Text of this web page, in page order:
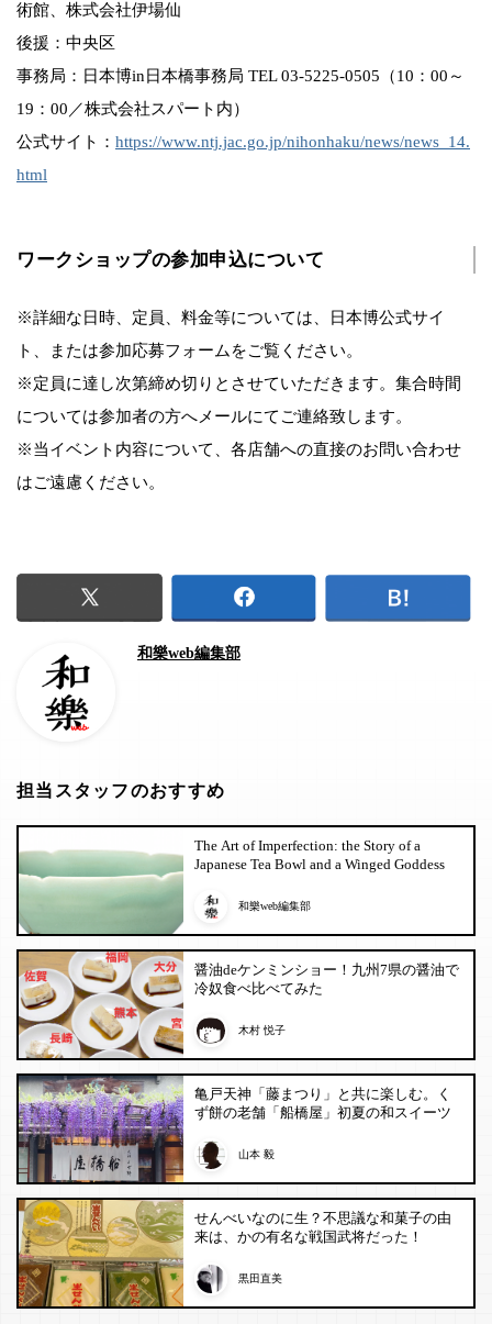
術館、株式会社伊場仙
後援：中央区
事務局：日本博in日本橋事務局 TEL 03-5225-0505（10：00～
19：00／株式会社スパート内）
公式サイト： https://www.ntj.jac.go.jp/nihonhaku/news/news_14.
html
ワークショップの参加申込について
※詳細な日時、定員、料金等については、日本博公式サイ
ト、または参加応募フォームをご覧ください。
※定員に達し次第締め切りとさせていただきます。集合時間
については参加者の方へメールにてご連絡致します。
※当イベント内容について、各店舗への直接のお問い合わせ
はご遠慮ください。
和樂web編集部
担当スタッフのおすすめ
The Art of Imperfection: the Story of a
Japanese Tea Bowl and a Winged Goddess
和樂web編集部
醤油deケンミンショー！九州7県の醤油で
冷奴食べ比べてみた
木村 悦子
亀戸天神「藤まつり」と共に楽しむ。く
ず餅の老舗「船橋屋」初夏の和スイーツ
山本 毅
せんべいなのに生？不思議な和菓子の由
来は、かの有名な戦国武将だった！
黒田直美